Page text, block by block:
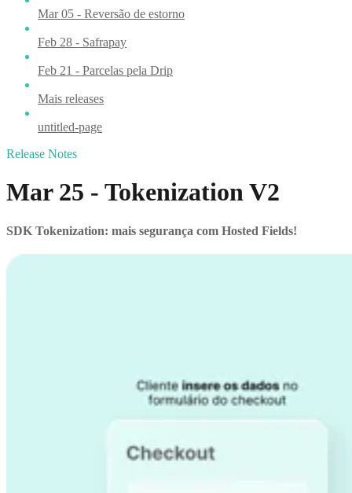
Mar 05 - Reversão de estorno
Feb 28 - Safrapay
Feb 21 - Parcelas pela Drip
Mais releases
untitled-page
Release Notes
Mar 25 - Tokenization V2
SDK Tokenization: mais segurança com Hosted Fields!